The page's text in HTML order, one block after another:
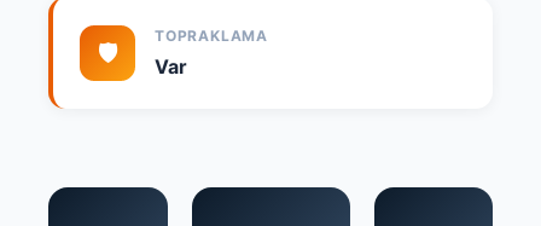
🛡️
TOPRAKLAMA
Var